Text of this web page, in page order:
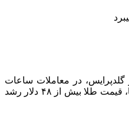
گلدپرایس، در معاملات ساعات
گذشته بازار جهانی فلزات گران بها، قیمت طلا بیش از ۴۸ دلار رشد